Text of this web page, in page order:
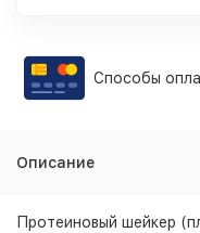
Способы
Описание
Протеиновый шейкер